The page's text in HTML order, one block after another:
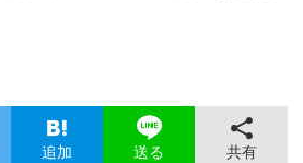
追加 送る 共有